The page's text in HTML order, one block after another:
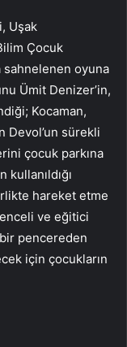
Uşak
Çocuk
sahnelenen oyuna
Ümit Denizer’in,
Kocaman,
Devol’un sürekli
çocuk parkına
kullanıldığı
hareket etme
ve eğitici
pencereden
için çocukların